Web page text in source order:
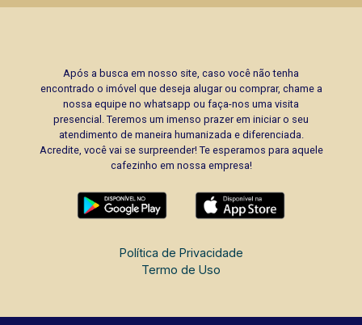
Após a busca em nosso site, caso você não tenha
encontrado o imóvel que deseja alugar ou comprar, chame a
nossa equipe no whatsapp ou faça-nos uma visita
presencial. Teremos um imenso prazer em iniciar o seu
atendimento de maneira humanizada e diferenciada.
Acredite, você vai se surpreender! Te esperamos para aquele
cafezinho em nossa empresa!
Política de Privacidade
Termo de Uso